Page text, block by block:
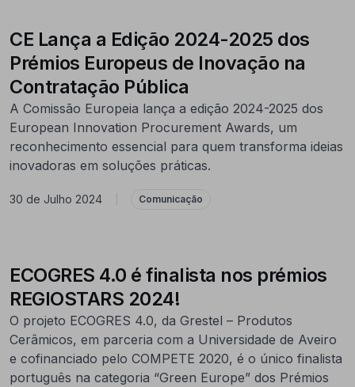
CE Lança a Edição 2024-2025 dos
Prémios Europeus de Inovação na
Contratação Pública
A Comissão Europeia lança a edição 2024-2025 dos
European Innovation Procurement Awards, um
reconhecimento essencial para quem transforma ideias
inovadoras em soluções práticas.
30 de Julho 2024 Comunicação
ECOGRES 4.0 é finalista nos prémios
REGIOSTARS 2024!
O projeto ECOGRES 4.0, da Grestel – Produtos
Cerâmicos, em parceria com a Universidade de Aveiro
e cofinanciado pelo COMPETE 2020, é o único finalista
português na categoria “Green Europe” dos Prémios